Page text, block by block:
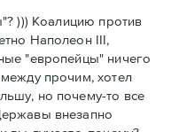
))) Коалицию против
Наполеон III,
"европейцы" ничего
прочим, хотел
но почему-то все
внезапно